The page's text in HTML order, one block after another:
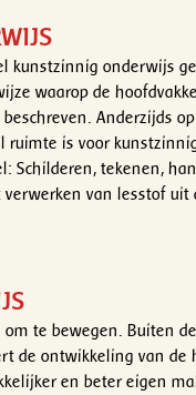
kunstzinnig onderwijs
waarop de
Anderzijds
ruimte is voor
Schilderen, tekenen,
van lesstof uit
te bewegen. Buiten
de ontwikkeling van de
en beter eigen